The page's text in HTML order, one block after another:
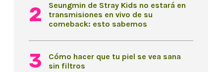
Seungmin de Stray Kids no estará en
transmisiones en vivo de su
comeback: esto sabemos
Cómo hacer que tu piel se vea sana
sin filtros